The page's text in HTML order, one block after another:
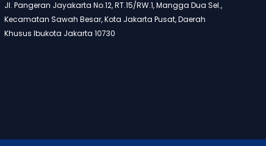
Jl. Pangeran Jayakarta No.12, RT.15/RW.1, Mangga Dua Sel.,
Kecamatan Sawah Besar, Kota Jakarta Pusat, Daerah
Khusus Ibukota Jakarta 10730